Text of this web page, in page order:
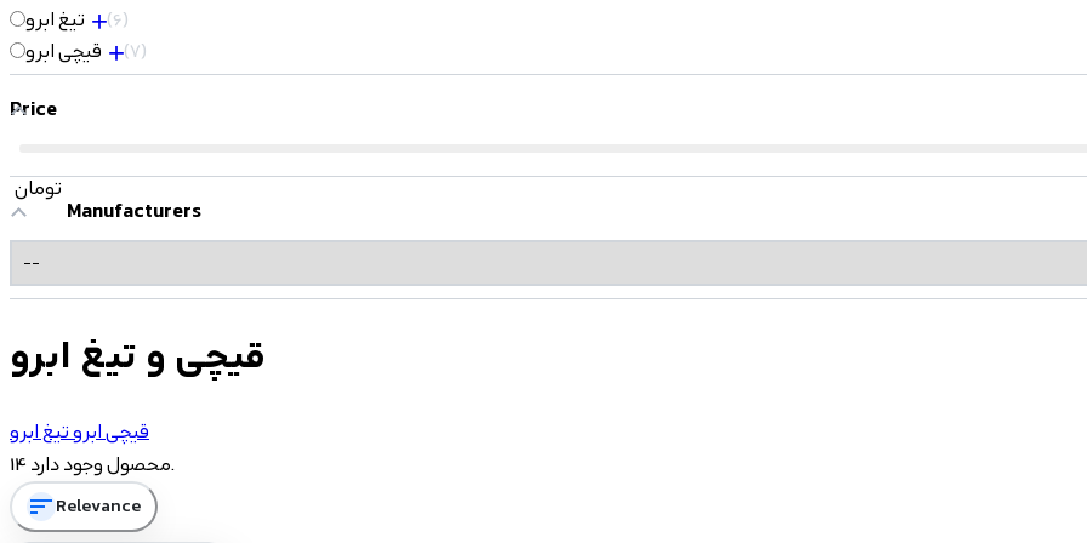
تیغ ابرو
6
قیچی ابرو
7
Price
تومان
Manufacturers
قیچی و تیغ ابرو
قیچی ابروتیغ ابرو
14 محصول وجود دارد.
sortRelevance